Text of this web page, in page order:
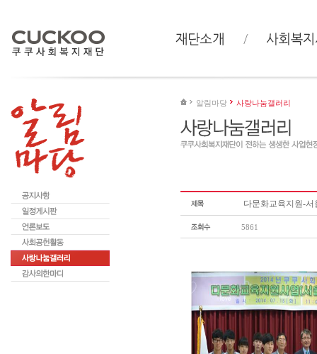
알림마당 사랑나눔갤러리
다문화교육지원-
5861